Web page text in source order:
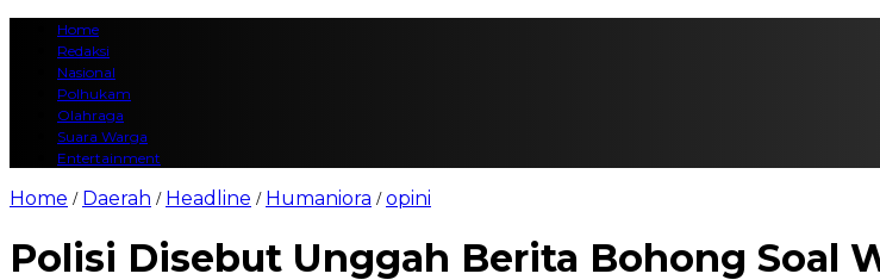
Home
Redaksi
Nasional
Polhukam
Olahraga
Suara Warga
Entertainment
Home / Daerah / Headline / Humaniora /opini
Polisi Disebut Unggah Berita Bohong Soal